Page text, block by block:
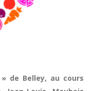
de Belley, au cours